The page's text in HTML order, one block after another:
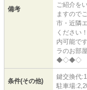
備考
ご紹介を
ますの
市・近隣
ください
内可能で
ラのお部
◆◇◆◇
条件(その他)
鍵交換代
駐車場